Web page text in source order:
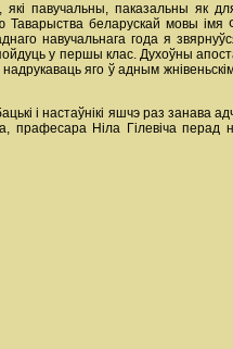
павучальны, паказальны як
Таварыства беларускай мовы
навучальнага года я
у першы клас. Духоўны
яго ў адным
і настаўнікі яшчэ раз занава
прафесара Ніла Гілевіча